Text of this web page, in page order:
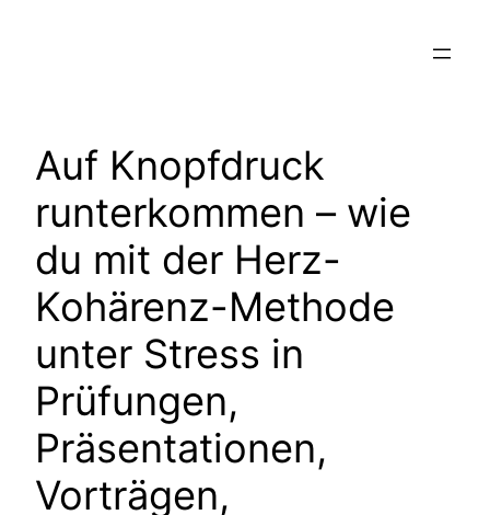
Auf Knopfdruck
runterkommen – wie
du mit der Herz-
Kohärenz-Methode
unter Stress in
Prüfungen,
Präsentationen,
Vorträgen,